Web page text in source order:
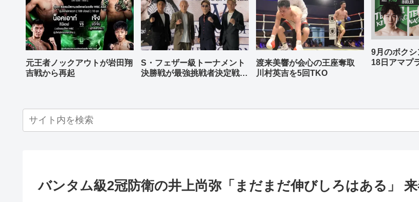
元王者ノックアウトが岩田翔
吉戦から再起
S・フェザー級トーナメント
決勝戦が最強挑戦者決定戦兼
渡来美響が会心の王座奪取
川村英吉を5回TKO
9月のボク
18日アマプ
バンタム級2冠防衛の井上尚弥「まだまだ伸びしろはある」